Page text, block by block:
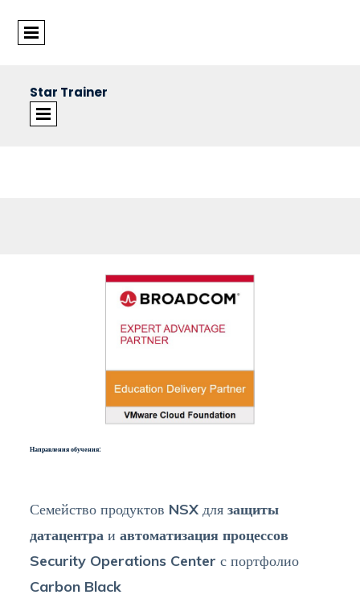
Star Trainer
Направления обучения:
Семейство продуктов NSX длязащиты
датацентра иавтоматизация процессов
Security Operations Center с портфолио
Carbon Black